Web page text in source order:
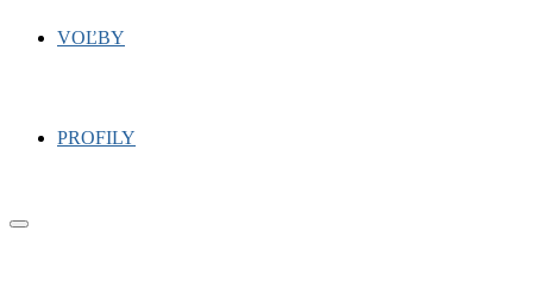
VOĽBY
PROFILY
Primary